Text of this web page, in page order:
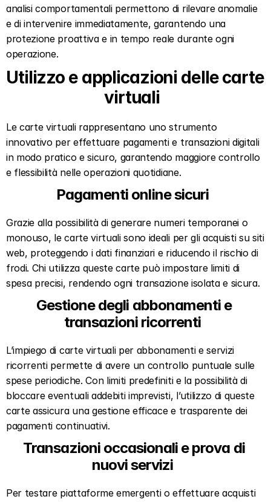
analisi comportamentali permettono di rilevare anomalie
e di intervenire immediatamente, garantendo una
protezione proattiva e in tempo reale durante ogni
operazione.
Utilizzo e applicazioni delle carte
virtuali
Le carte virtuali rappresentano uno strumento
innovativo per effettuare pagamenti e transazioni digitali
in modo pratico e sicuro, garantendo maggiore controllo
e flessibilità nelle operazioni quotidiane.
Pagamenti online sicuri
Grazie alla possibilità di generare numeri temporanei o
monouso, le carte virtuali sono ideali per gli acquisti su siti
web, proteggendo i dati finanziari e riducendo il rischio di
frodi. Chi utilizza queste carte può impostare limiti di
Gestione degli abbonamenti e
transazioni ricorrenti
L’impiego di carte virtuali per abbonamenti e servizi
ricorrenti permette di avere un controllo puntuale sulle
spese periodiche. Con limiti predefiniti e la possibilità di
bloccare eventuali addebiti imprevisti, l’utilizzo di queste
carte assicura una gestione efficace e trasparente dei
pagamenti continuativi.
Transazioni occasionali e prova di
nuovi servizi
Per testare piattaforme emergenti o effettuare acquisti